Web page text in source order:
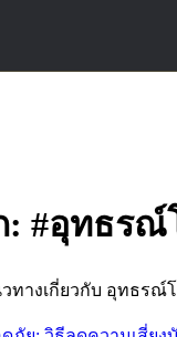
#อุทธรณ์
างเกี่ยวกับ อุทธรณ์โ